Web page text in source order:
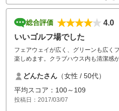
総合評価
4.0
いいゴルフ場でした
フェアウェイが広く、グリーンも広く
楽しめます。クラブハウス内も清潔感
かったです。グリーン上にボールマー
の舗装が剥がれていたのが気になりま
ます。
どんたさん （女性 / 50代）
平均スコア：100～109
投稿日：2017/03/07